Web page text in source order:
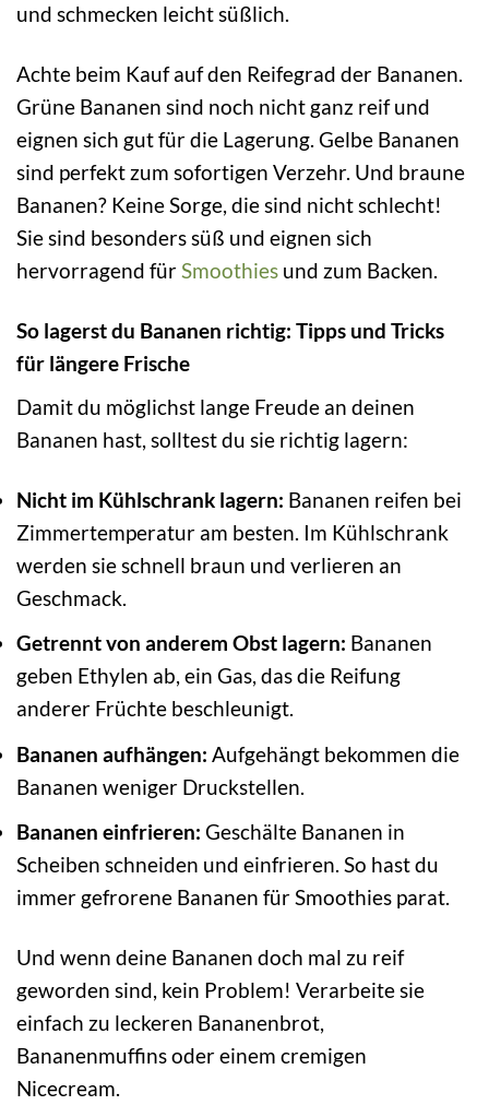
und schmecken leicht süßlich.
Achte beim Kauf auf den Reifegrad der Bananen.
Grüne Bananen sind noch nicht ganz reif und
eignen sich gut für die Lagerung. Gelbe Bananen
sind perfekt zum sofortigen Verzehr. Und braune
Bananen? Keine Sorge, die sind nicht schlecht!
Sie sind besonders süß und eignen sich
hervorragend fürSmoothies und zum Backen.
So lagerst du Bananen richtig: Tipps und Tricks
für längere Frische
Damit du möglichst lange Freude an deinen
Bananen hast, solltest du sie richtig lagern:
Nicht im Kühlschrank lagern: Bananen reifen bei
Zimmertemperatur am besten. Im Kühlschrank
werden sie schnell braun und verlieren an
Geschmack.
Getrennt von anderem Obst lagern: Bananen
geben Ethylen ab, ein Gas, das die Reifung
anderer Früchte beschleunigt.
Bananen aufhängen: Aufgehängt bekommen die
Bananen weniger Druckstellen.
Bananen einfrieren: Geschälte Bananen in
Scheiben schneiden und einfrieren. So hast du
immer gefrorene Bananen für Smoothies parat.
Und wenn deine Bananen doch mal zu reif
geworden sind, kein Problem! Verarbeite sie
einfach zu leckeren Bananenbrot,
Bananenmuffins oder einem cremigen
Nicecream.